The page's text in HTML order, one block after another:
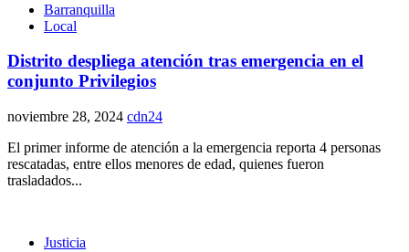
Barranquilla
Local
Distrito despliega atención tras emergencia en el
conjunto Privilegios
noviembre 28, 2024 cdn24
El primer informe de atención a la emergencia reporta 4 personas
rescatadas, entre ellos menores de edad, quienes fueron
trasladados...
Justicia